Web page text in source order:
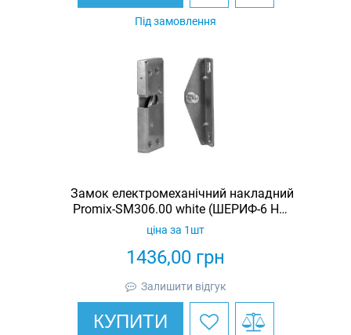
Під замовлення
Замок електромеханічний накладний
Promix-SM306.00 white (ШЕРИФ-6 НО-
Б)
1436,00 грн
ціна за 1шт
Залишити відгук
КУПИТИ